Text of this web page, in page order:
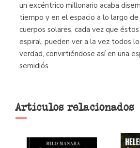
un excéntrico millonario acaba
tiempo y en el espacio a lo largo de
cuerpos solares, cada vez que
espiral, pueden ver a la vez todos
verdad, convirtiéndose así en una
semidiós.
Artículos relacionados